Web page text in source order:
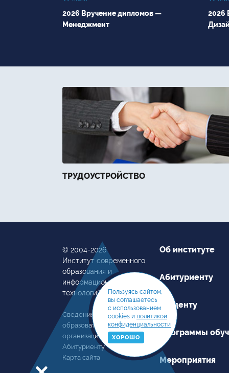
2026 Вручение дипломов —
Менеджмент
2026
ТРУДОУСТРОЙСТВО
Об институте
Абитуриенту
Студенту
Программы
Мероприятия
© 2004-2026
Институт современного
образования и
информационных
технологий
Сведения об
образовательной
организации
Абитуриенту
Карта сайта
Пользуясь сайтом,
вы соглашаетесь
с использованием
cookies и политикой
конфиденциальности
ХОРОШО